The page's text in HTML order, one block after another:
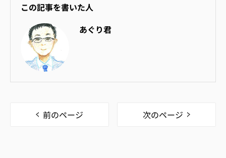
この記事を書いた人
あぐり君
前のページ 次のページ